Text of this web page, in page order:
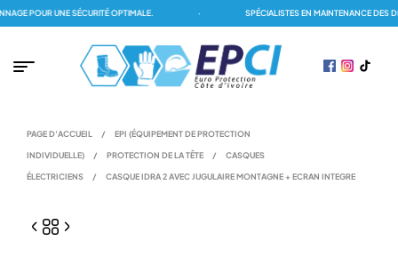
POUR UNE SÉCURITÉ OPTIMALE. SPÉCIALISTES EN MAINTENANCE DES
PAGE D'ACCUEIL / EPI (ÉQUIPEMENT DE PROTECTION
INDIVIDUELLE) / PROTECTION DE LA TÊTE / CASQUES
ÉLECTRICIENS / CASQUE IDRA 2 AVEC JUGULAIRE MONTAGNE + ECRAN INTEGRE